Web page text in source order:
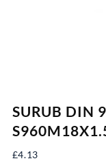
SURUB DIN
£4.13